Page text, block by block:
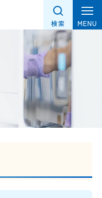
検索 MENU